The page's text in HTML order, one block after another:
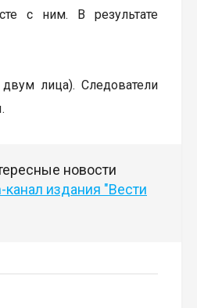
с ним. В результате
лица). Следователи
новости
канал издания "Вести